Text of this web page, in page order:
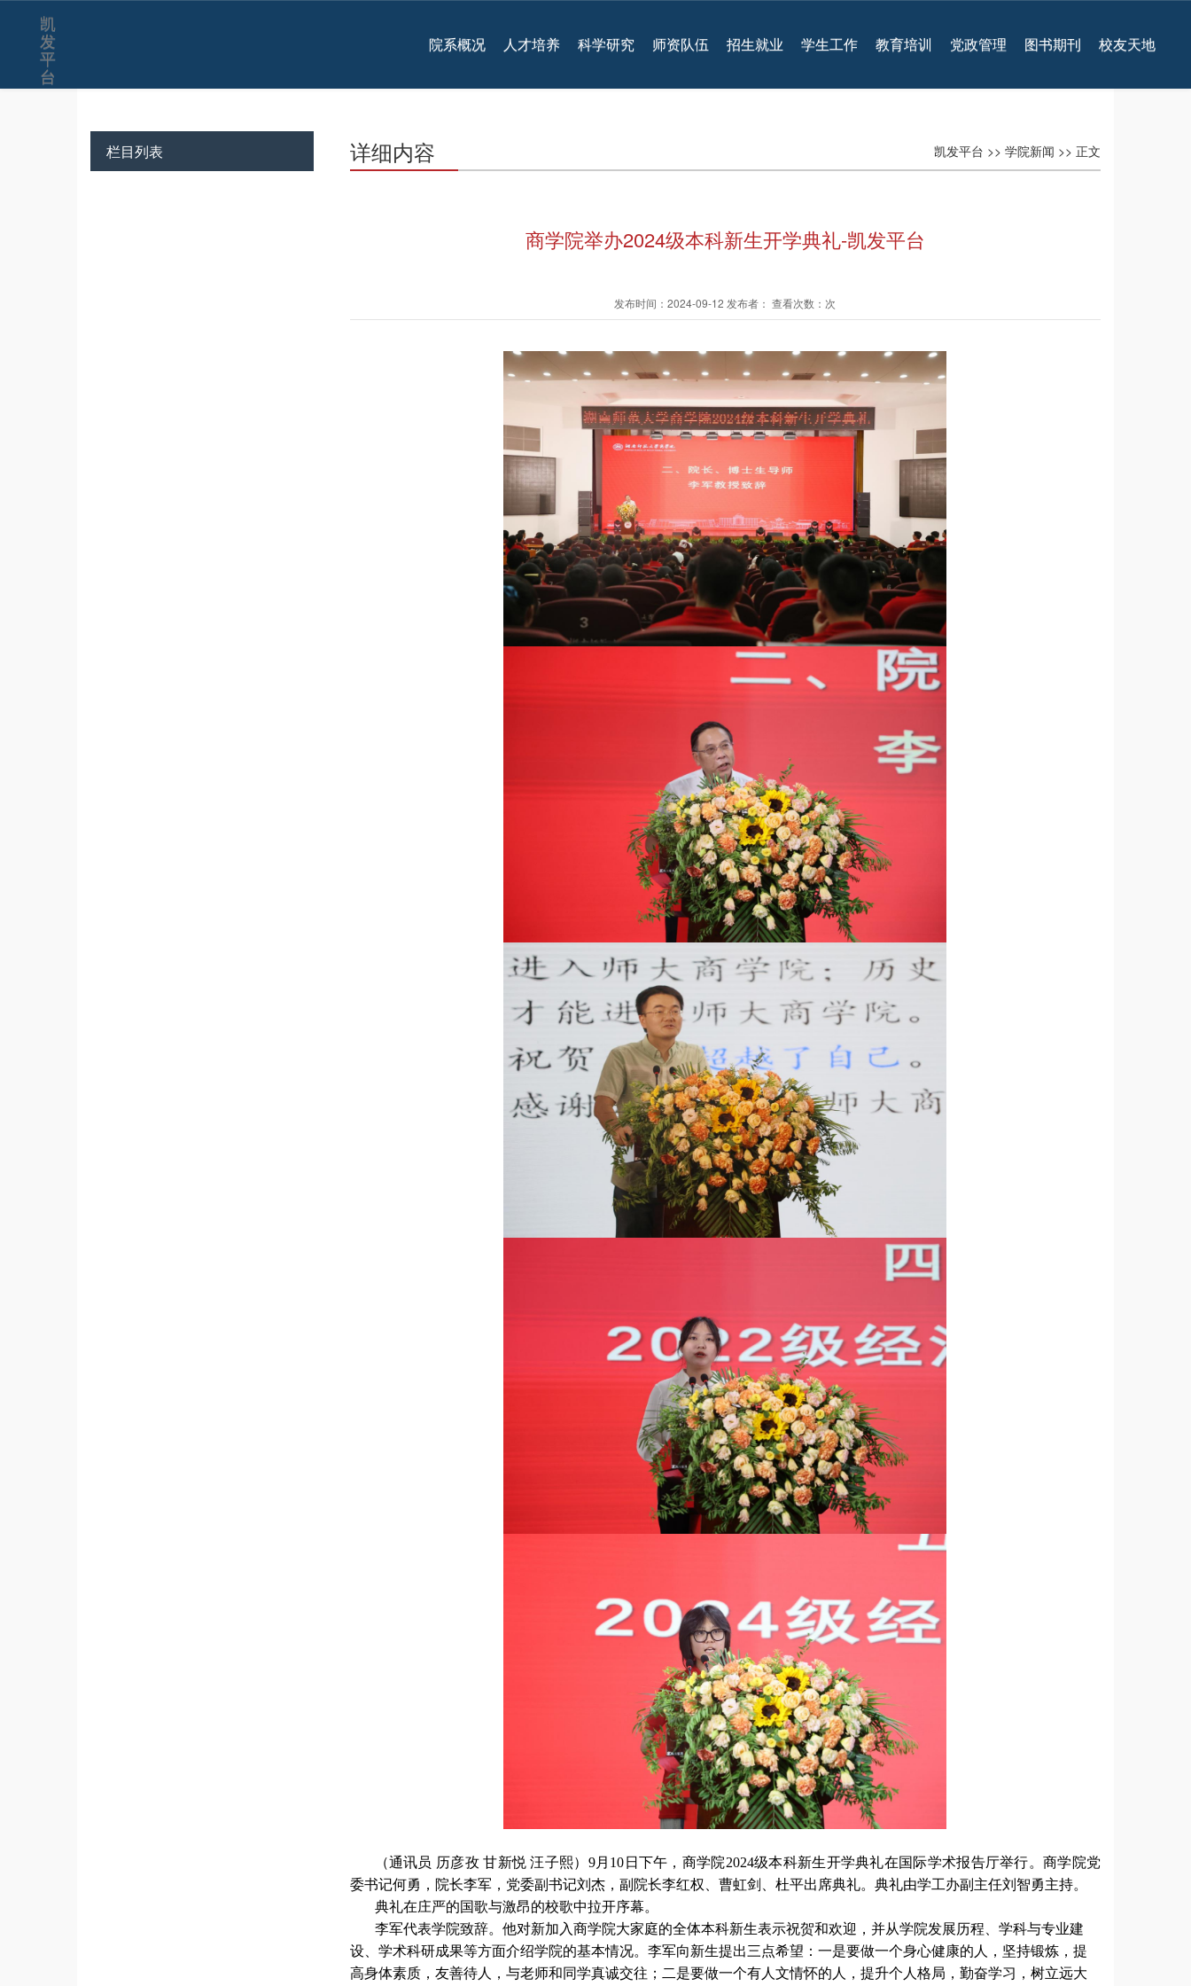
凯
发
平
台
院系概况 人才培养 科学研究 师资队伍 招生就业 学生工作 教育培训 党政管理 图书期刊 校友天地
栏目列表 凯发平台 >> 学院新闻 >> 正文
详细内容
商学院举办2024级本科新生开学典礼-凯发平台
发布时间：2024-09-12 发布者： 查看次数：次
（通讯员 历彦孜 甘新悦 汪子熙） 9月10日下午， 商学院2024级本科新生开学典礼在国际学术报告厅举行。商学院党
委书记何勇，院长李军，党委副书记刘杰，副院长李红权、曹虹剑、杜平出席典礼。典礼由学工办副主任刘智勇主持。
典礼在庄严的国歌与激昂的校歌中拉开序幕。
李军代表学院致辞。他对新加入商学院大家庭的全体本科新生表示祝贺和欢迎，并从学院发展历程、学科与专业建
设、学术科研成果等方面介绍学院的基本情况。李军向新生提出三点希望：一是要做一个身心健康的人，坚持锻炼，提
高身体素质，友善待人，与老师和同学真诚交往；二是要做一个有人文情怀的人，提升个人格局，勤奋学习，树立远大